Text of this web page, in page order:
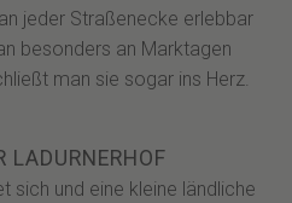
jeder Straßenecke erlebbar
besonders an Marktagen
man sie sogar ins Herz.
LADURNERHOF
sich und eine kleine ländliche